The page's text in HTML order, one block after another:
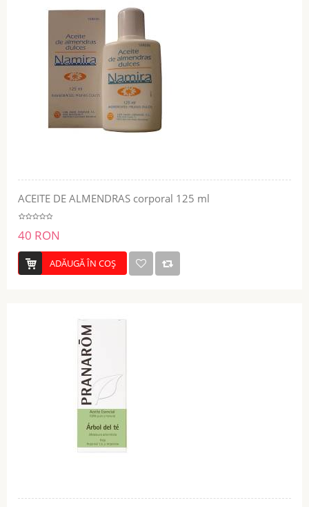
ACEITE DE ALMENDRAS corporal 125 ml
40 RON
ADĂUGĂ ÎN COŞ